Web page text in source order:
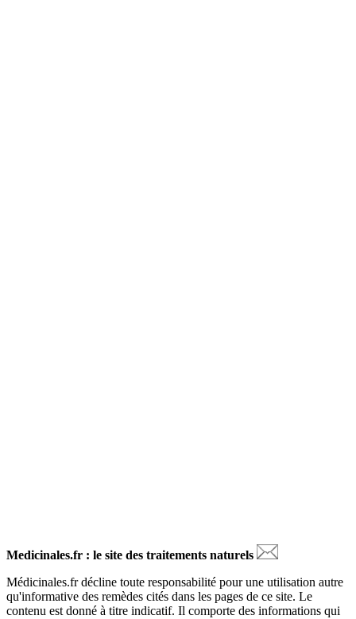
Medicinales.fr : le site des traitements naturels
Médicinales.fr décline toute responsabilité pour une utilisation autre
qu'informative des remèdes cités dans les pages de ce site. Le
contenu est donné à titre indicatif. Il comporte des informations qui